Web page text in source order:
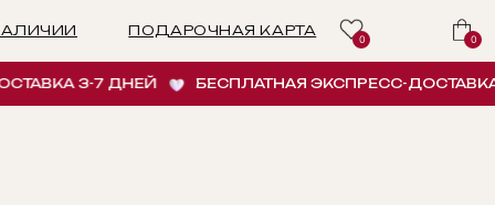
ПОДАРОЧНАЯ КАРТА
0 0
3-7 ДНЕЙ БЕСПЛАТНАЯ ЭКСПРЕСС-ДОСТАВКА 3-7